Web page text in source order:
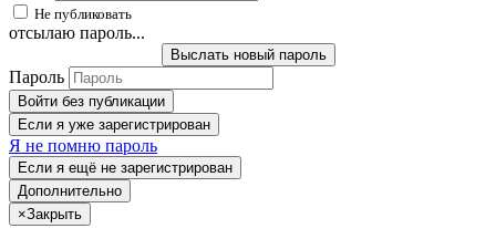
Не публиковать
отсылаю пароль...
Выслать новый пароль
Пароль
Войти без публикации
Если я уже зарегистрирован
Я не помню пароль
Если я ещё не зарегистрирован
Дополнительно
×Закрыть